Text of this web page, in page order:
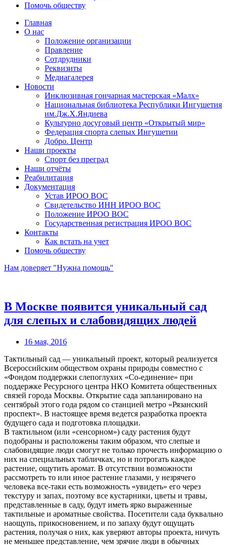
Помочь обществу
Главная
О нас
Положение организации
Правление
Сотдрудники
Реквизиты
Медиагалерея
Новости
Инклюзивная гончарная мастерская «Малх»
Национальная библиотека Республики Ингушетия
им.Дж.Х.Яндиева
Культурно досуговый центр «Открытый мир»
Федерация спорта слепых Ингушетии
Добро. Центр
Наши проекты
Спорт без преград
Наши отчёты
Реабилитация
Документация
Устав ИРОО ВОС
Свидетельство ИНН ИРОО ВОС
Положение ИРОО ВОС
Государственная регистрация ИРОО ВОС
Контакты
Как встать на учет
Помочь обществу
Нам доверяет "Нужна помощь"
В Москве появится уникальный сад
для слепых и слабовидящих людей
16 мая, 2016
Тактильный сад — уникальный проект, который реализуется
Всероссийским обществом охраны природы совместно с
«Фондом поддержки слепоглухих «Со-единение» при
поддержке Ресурсного центра НКО Комитета общественных
связей города Москвы. Открытие сада запланировано на
сентябрьй этого года рядом со станцией метро «Рязанский
проспект». В настоящее время ведется разработка проекта
будущего сада и подготовка площадки.
В тактильном (или «сенсорном») саду растения будут
подобраны и расположены таким образом, что слепые и
слабовидящие люди смогут не только прочесть информацию о
них на специальных табличках, но и потрогать каждое
растение, ощутить аромат. В отсутствии возможности
рассмотреть то или иное растение глазами, у незрячего
человека все-таки есть возможность «увидеть» его через
текстуру и запах, поэтому все кустарники, цветы и травы,
представленные в саду, будут иметь ярко выраженные
тактильные и ароматные свойства. Посетители сада буквально
наощупь, прикосновением, и по запаху будут ощущать
растения, получая о них, как уверяют авторы проекта, ничуть
не меньшее представление, чем зрячие люди в обычных